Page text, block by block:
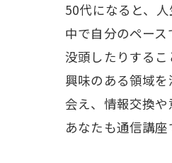
50代になると、
中で自分のペー
没頭したりする
興味のある領域
会え、情報交換や
あなたも通信講